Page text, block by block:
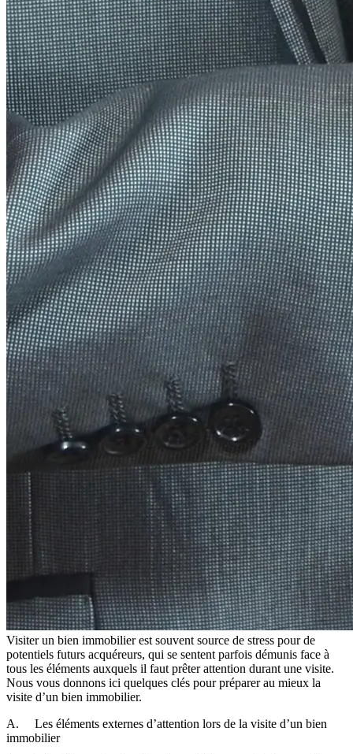
Visiter un bien immobilier est souvent source de stress pour de
potentiels futurs acquéreurs, qui se sentent parfois démunis face à
tous les éléments auxquels il faut prêter attention durant une visite.
Nous vous donnons ici quelques clés pour préparer au mieux la
visite d’un bien immobilier.
A. Les éléments externes d’attention lors de la visite d’un bien
immobilier